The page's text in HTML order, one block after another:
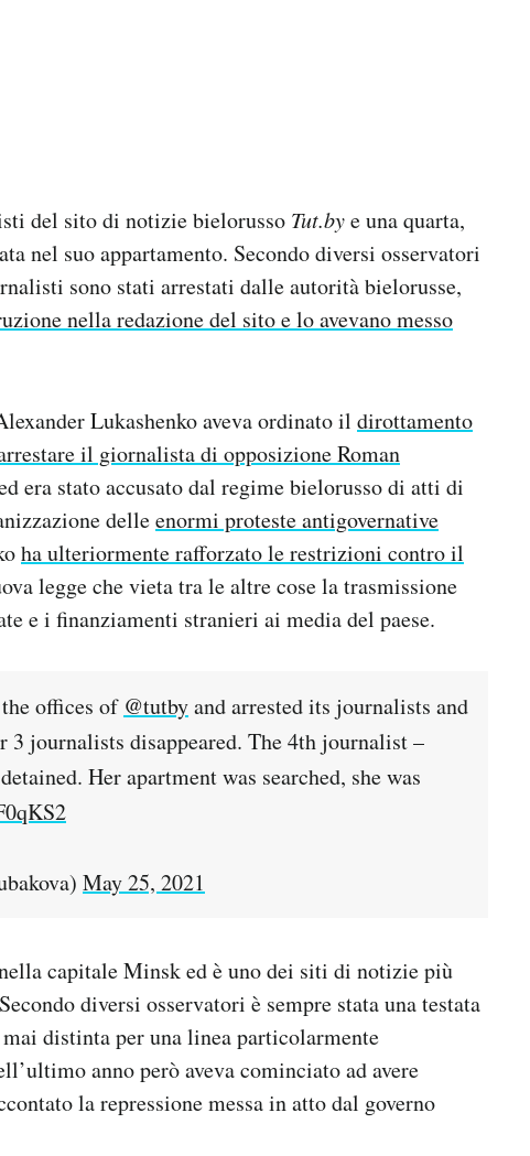
del sito di notizie bielorusso Tut.bye una quarta,
nel suo appartamento. Secondo diversi osservatori
sono stati arrestati dalle autorità bielorusse,
nella redazione del sito e lo avevano messo
Lukashenko aveva ordinato il dirottamento
il giornalista di opposizione Roman
era stato accusato dal regime bielorusso di atti di
delleenormi proteste antigovernative
ha ulteriormente rafforzato le restrizioni contro il
legge che vieta tra le altre cose la trasmissione
e i finanziamenti stranieri ai media del paese.
offices of @tutbyand arrested its journalists and
3 journalists disappeared. The 4th journalist –
Her apartment was searched, she was
May 25, 2021
capitale Minsk ed è uno dei siti di notizie più
diversi osservatori è sempre stata una testata
distinta per una linea particolarmente
anno però aveva cominciato ad avere
la repressione messa in atto dal governo